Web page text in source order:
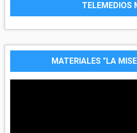
TELEMEDIOS
MATERIALES "LA